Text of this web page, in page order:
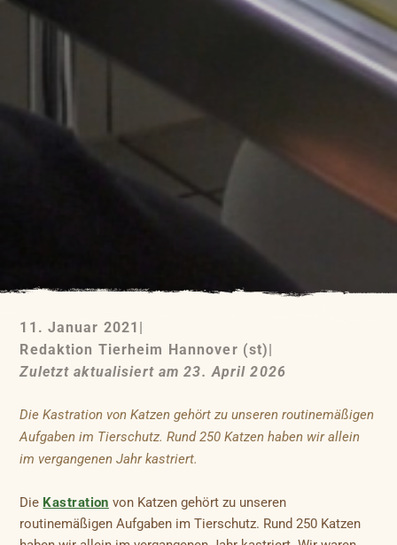
11. Januar 2021 |
Redaktion Tierheim Hannover (st)|
Zuletzt aktualisiert am 23. April 2026
Die Kastration von Katzen gehört zu unseren routinemäßigen
Aufgaben im Tierschutz. Rund 250 Katzen haben wir allein
im vergangenen Jahr kastriert.
Die Kastration von Katzen gehört zu unseren
routinemäßigen Aufgaben im Tierschutz. Rund 250 Katzen